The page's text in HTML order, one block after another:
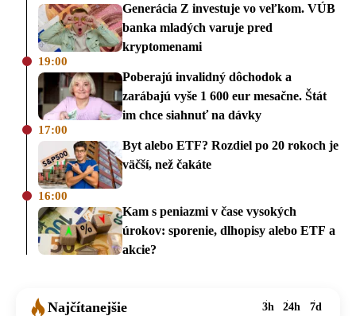
Generácia Z investuje vo veľkom. VÚB
banka mladých varuje pred
kryptomenami
19:00
Poberajú invalidný dôchodok a
zarábajú vyše 1 600 eur mesačne. Štát
im chce siahnuť na dávky
17:00
Byt alebo ETF? Rozdiel po 20 rokoch je
väčší, než čakáte
16:00
Kam s peniazmi v čase vysokých
úrokov: sporenie, dlhopisy alebo ETF a
akcie?
Najčítanejšie 3h 24h 7d